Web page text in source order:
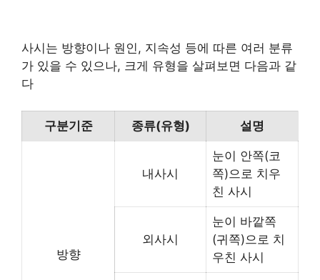
사시는 방향이나 원인, 지속성 등에 따른 여러 분류
가 있을 수 있으나, 크게 유형을 살펴보면 다음과 같
다
구분기준 종류(유형) 설명
방향
내사시
눈이 안쪽(코
쪽)으로 치우
친 사시
외사시
눈이 바깥쪽
(귀쪽)으로 치
우친 사시